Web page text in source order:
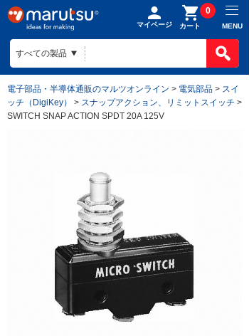
マイページ カート
0
MENU
電子部品・半導体通販のマルツオンライン > 電気部品 > スイ
ッチ（DigiKey）
> スナップアクション、リミットスイッチ >
SWITCH SNAP ACTION SPDT 20A 125V